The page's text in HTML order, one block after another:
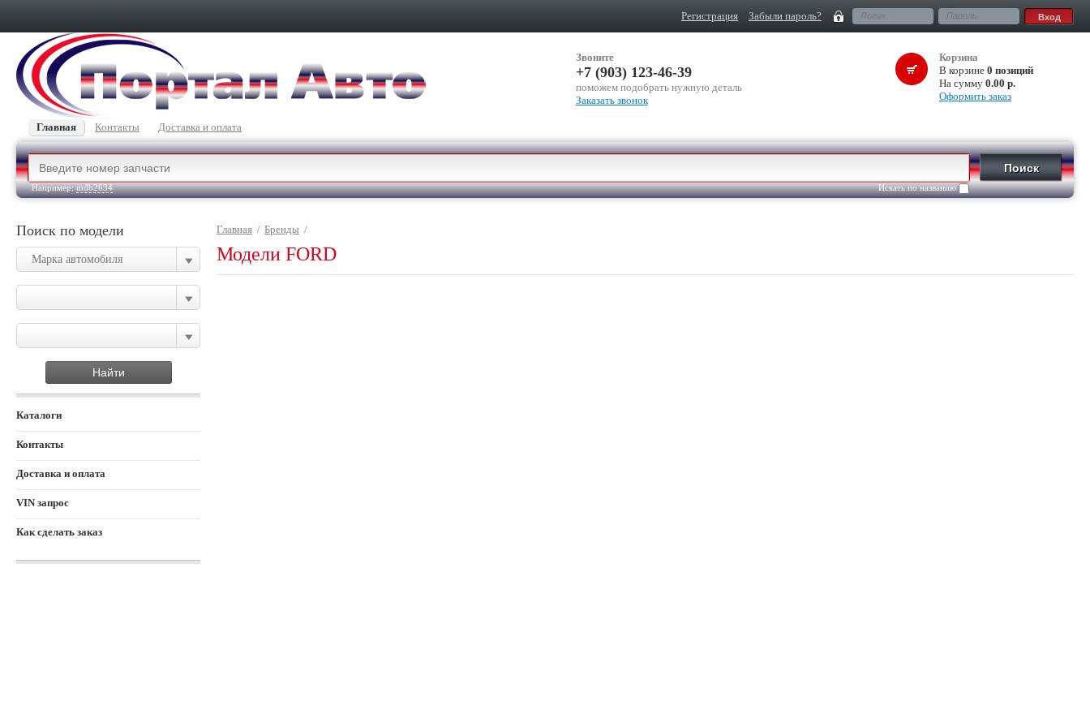
Регистрация Забыли пароль?
Корзина
В корзине 0 позиций
На сумму 0.00 р.
Оформить заказ
Звоните
+7 (903) 123-46-39
поможем подобрать нужную деталь
Заказать звонок
Главная Контакты Доставка и оплата
Например:mdb2634 Искать по названию
Поиск по модели
Марка автомобиля
Каталоги
Контакты
Доставка и оплата
VIN запрос
Как сделать заказ
Главная / Бренды /
Модели FORD